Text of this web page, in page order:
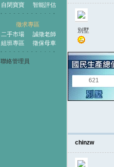
自閉寶寶
智能評估
徵求專區
二手市場
誠徵老師
組班專區
徵保母車
聯絡管理員
別墅
621
chinzw